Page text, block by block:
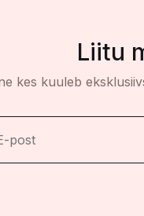
Liitu
kes kuuleb